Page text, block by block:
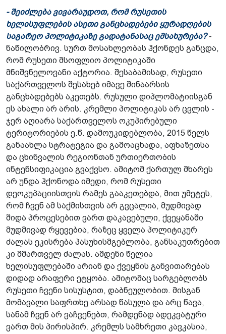
- შეიძლება ვივარაუდოთ, რომ რუსეთის
ხელისუფლების ასეთი განცხადებები ყურადღების
საგარეო პოლიტიკაზე გადატანასაც ემსახურება?-
ნაწილობრივ. სურთ მოსახლეობას ჰქონდეს განცდა,
რომ რუსეთი მსოფლიო პოლიტიკაში
მნიშვნელოვანი აქტორია. შესაბამისად, რუსეთი
საქართველოს შესახებ იმავე შინაარსის
განცხადებებს აკეთებს. რუსული დიპლომატიისგან
ეს ახალი არ არის. კრემლი პოლიტიკას არ ცვლის -
ჯერ აღიარა საქართველოს ოკუპირებული
ტერიტორიების ე.წ. დამოუკიდებლობა, 2015 წელს
განაახლა სტრატეგია და გამოაცხადა, აფხაზეთსა
და ცხინვალის რეგიონთან ურთიერთობის
ინტენსიფიკაცია გვაქვსო. ამიტომ ქართულ მხარეს
არ უნდა ჰქონოდა იმედი, რომ რუსეთი
დეოკუპაციისთვის რამეს გააკეთებდა, მით უმეტეს,
რომ ჩვენ ამ საქმისთვის არ გვცალია, მუდმივად
შიდა პროცესებით ვართ დაკავებული, ქვეყანაში
მუდმივად რყევებია, რაზეც ყველა პოლიტიკურ
ძალას ეკისრება პასუხისმგებლობა, განსაკუთრებით
კი მმართველ ძალას. ამდენი წელია
ხელისუფლებაში არიან და ქვეყნის განვითარებას
დიდად არაფერი ეტყობა. ამიტომაც სარგებლობს
რუსეთი ჩვენი სისუსტით, დაბნეულობით. მისგან
მომავალი საფრთხე არსად წასულა და არც წავა,
სანამ ჩვენ არ ვაჩვენებთ, რამდენად ადეკვატური
ვართ მის პირისპირ. კრემლს სამხრეთი კავკასია,